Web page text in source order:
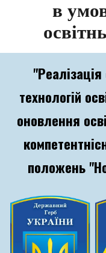
в
"
технологій
оновлення
положень